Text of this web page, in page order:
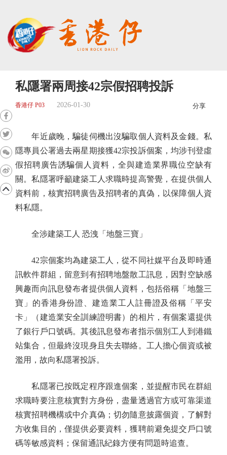
私隱署兩周接42宗假招聘投訴
香港仔 P03 2026-01-30 分享
年近歲晚，騙徒伺機出沒騙取個人資料及金錢。私
隱專員公署過去兩星期接獲42宗投訴個案，均涉刊登虛
假招聘廣告誘騙個人資料，全與建造業界職位空缺有
關。私隱署呼籲建築工人求職時提高警覺，在提供個人
資料前，核實招聘廣告及招聘者的真偽，以保障個人資
料私隱。
全涉建築工人 恐洩「地盤三寶」
42宗個案均為建築工人，從不同社媒平台及即時通
訊軟件群組，留意到有招聘地盤散工訊息，因對空缺感
興趣而向訊息發布者提供個人資料，包括俗稱「地盤三
寶」的香港身份證、建造業工人註冊證及俗稱「平安
卡」（建造業安全訓練證明書）的相片，有個案還提供
了銀行戶口號碼。其後訊息發布者指示個別工人到港鐵
站集合，但最終沒現身且失去聯絡。工人擔心個資或被
濫用，故向私隱署投訴。
私隱署已按既定程序跟進個案，並提醒市民在群組
求職時要注意核實對方身份，盡量透過官方或可靠渠道
核實招聘機構或中介真偽；切勿隨意披露個資，了解對
方收集目的，僅提供必要資料，獲聘前避免提交戶口號
碼等敏感資料；保留通訊紀錄方便有問題時追查。